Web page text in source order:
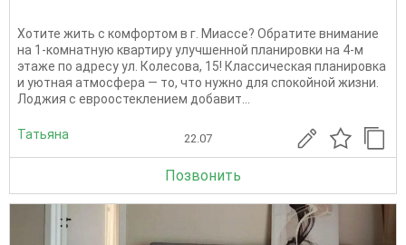
Хотите жить с комфортом в г. Миассе? Обратите внимание
на 1‑комнатную квартиру улучшенной планировки на 4‑м
этаже по адресу ул. Колесова, 15! Классическая планировка
и уютная атмосфера — то, что нужно для спокойной жизни.
Лоджия с евроостеклением добавит...
Татьяна 22.07
Позвонить